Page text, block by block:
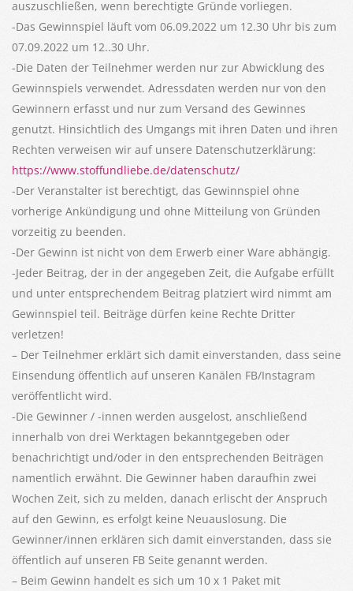
auszuschließen, wenn berechtigte Gründe vorliegen.
-Das Gewinnspiel läuft vom 06.09.2022 um 12.30 Uhr bis zum
07.09.2022 um 12..30 Uhr.
-Die Daten der Teilnehmer werden nur zur Abwicklung des
Gewinnspiels verwendet. Adressdaten werden nur von den
Gewinnern erfasst und nur zum Versand des Gewinnes
genutzt. Hinsichtlich des Umgangs mit ihren Daten und ihren
Rechten verweisen wir auf unsere Datenschutzerklärung:
https://www.stoffundliebe.de/datenschutz/
-Der Veranstalter ist berechtigt, das Gewinnspiel ohne
vorherige Ankündigung und ohne Mitteilung von Gründen
vorzeitig zu beenden.
-Der Gewinn ist nicht von dem Erwerb einer Ware abhängig.
-Jeder Beitrag, der in der angegeben Zeit, die Aufgabe erfüllt
und unter entsprechendem Beitrag platziert wird nimmt am
Gewinnspiel teil. Beiträge dürfen keine Rechte Dritter
verletzen!
– Der Teilnehmer erklärt sich damit einverstanden, dass seine
Einsendung öffentlich auf unseren Kanälen FB/Instagram
veröffentlicht wird.
-Die Gewinner / -innen werden ausgelost, anschließend
innerhalb von drei Werktagen bekanntgegeben oder
benachrichtigt und/oder in den entsprechenden Beiträgen
namentlich erwähnt. Die Gewinner haben daraufhin zwei
Wochen Zeit, sich zu melden, danach erlischt der Anspruch
auf den Gewinn, es erfolgt keine Neuauslosung. Die
Gewinner/innen erklären sich damit einverstanden, dass sie
öffentlich auf unseren FB Seite genannt werden.
– Beim Gewinn handelt es sich um 10 x 1 Paket mit